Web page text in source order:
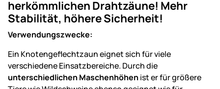
herkömmlichen Drahtzäune! Mehr
Stabilität, höhere Sicherheit!
Verwendungszwecke:
Ein Knotengeflechtzaun eignet sich für viele
verschiedene Einsatzbereiche. Durch die
unterschiedlichen Maschenhöhen ist er für größere